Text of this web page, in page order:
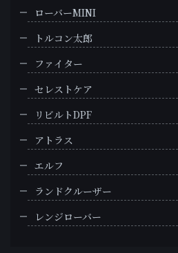
ローバーMINI
トルコン太郎
ファイター
セレストケア
リビルトDPF
アトラス
エルフ
ランドクルーザー
レンジローバー